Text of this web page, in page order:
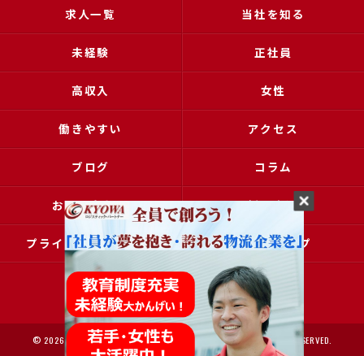
求人一覧 当社を知る
未経験 正社員
高収入 女性
働きやすい アクセス
ブログ コラム
お問い合わせ 採用申込
プライバシーポリシー サイトマップ
© 2026 大阪で運送の求人なら協和運送株式会社 ALL RIGHTS RESERVED.